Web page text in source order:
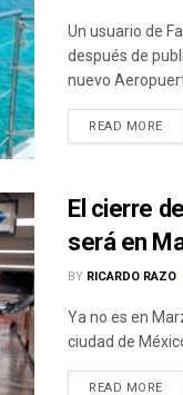
Un usuario de
después de
nuevo
READ MORE
El cierre
será en
BY RICARDO RAZO
Ya no es en
ciudad de
READ MORE